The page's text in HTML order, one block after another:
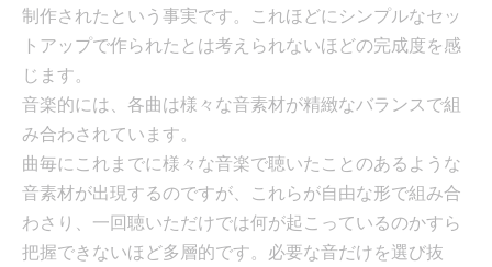
制作されたという事実です。これほどにシンプルなセッ
トアップで作られたとは考えられないほどの完成度を感
じます。
音楽的には、各曲は様々な音素材が精緻なバランスで組
み合わされています。
曲毎にこれまでに様々な音楽で聴いたことのあるような
音素材が出現するのですが、これらが自由な形で組み合
わさり、一回聴いただけでは何が起こっているのかすら
把握できないほど多層的です。必要な音だけを選び抜